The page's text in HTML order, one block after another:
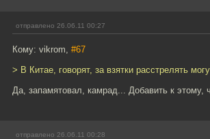
отправлено 26.06.11 00:27
Кому: vikrom, #67
> В Китае, говорят, за взятки расстрелять
Да, запамятовал, камрад... Добавить к этому,
отправлено 26.06.11 00:28